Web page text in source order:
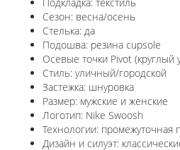
Сезон: весна/осень
Стелька: да
Подошва: резина cupsole
Осевые точки Pivot
Стиль: уличный/городской
Застежка: шнуровка
Размер: мужские и женские
Логотип: Nike Swoosh
Технологии: промежуточная
Дизайн и силуэт: